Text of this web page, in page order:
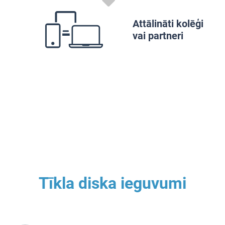
Attālināti kolēģi
vai partneri
Tīkla diska ieguvumi